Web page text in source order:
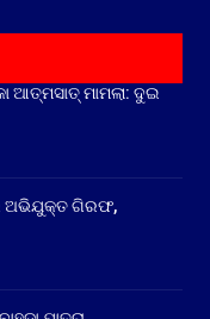
ଆତ୍ମସାତ୍ ମାମଲା: ଦୁଇ
ଅଭିଯୁକ୍ତ ଗିରଫ,